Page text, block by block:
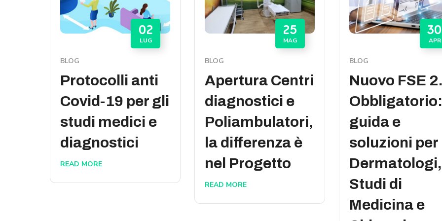
02
LUG
BLOG
Protocolli anti
Covid-19 per gli
studi medici e
diagnostici
READ MORE
25
MAG
BLOG
Apertura Centri
diagnostici e
Poliambulatori,
la differenza è
nel Progetto
READ MORE
30
APR
BLOG
Nuovo FSE
Obbligatorio:
guida e
soluzioni per
Dermatologi,
Studi di
Medicina e